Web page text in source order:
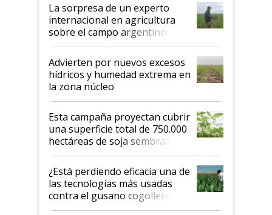
La sorpresa de un experto
internacional en agricultura
sobre el campo argentino:
"Estoy muy impresionado"
Advierten por nuevos excesos
hídricos y humedad extrema en
la zona núcleo
Esta campaña proyectan cubrir
una superficie total de 750.000
hectáreas de soja sembradas
con una nueva generación de
variedades que marcan un
salto tecnológico en genética y
rendimiento
¿Está perdiendo eficacia una de
las tecnologías más usadas
contra el gusano cogollero? El
desafío de una tecnología clave